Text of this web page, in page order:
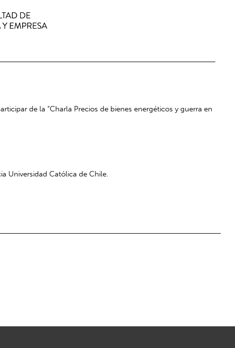
de la “Charla Precios de bienes energéticos y guerra en
Universidad Católica de Chile.